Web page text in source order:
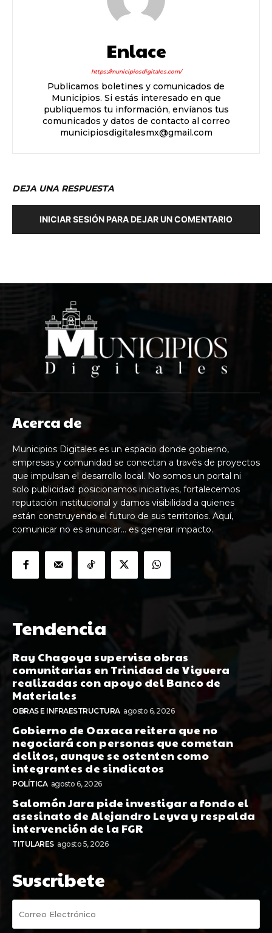
Enlace
https://municipiosdigitales.com/
Publicamos boletines y comunicados de
Municipios. Si estás interesado en que
publiquemos tu información, envíanos tus
comunicados y datos de contacto al correo
municipiosdigitalesmx@gmail.com
DEJA UNA RESPUESTA
INICIAR SESIÓN PARA DEJAR UN COMENTARIO
Acerca de
Municipios Digitales es un espacio donde gobierno,
empresas y comunidad se conectan a través de proyectos
que impulsan el desarrollo local. No somos un portal ni
solo publicidad: posicionamos iniciativas, fortalecemos
reputación institucional y damos visibilidad a quienes
están construyendo el futuro de sus territorios. Aquí,
comunicar no es anunciar… es generar impacto.
Tendencia
Ray Chagoya supervisa obras
comunitarias en Trinidad de Viguera
realizadas con apoyo del Banco de
Materiales
OBRAS E INFRAESTRUCTURA agosto 6, 2026
Gobierno de Oaxaca reitera que no
negociará con personas que cometan
delitos, aunque se ostenten como
integrantes de sindicatos
POLÍTICA agosto 6, 2026
Salomón Jara pide investigar a fondo el
asesinato de Alejandro Leyva y respalda
intervención de la FGR
TITULARES agosto 5, 2026
Suscribete